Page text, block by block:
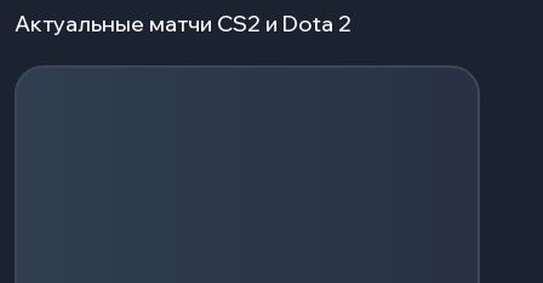
Актуальные матчи CS2 и Dota 2
Загрузка событий...